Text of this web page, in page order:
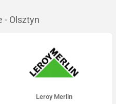
- Olsztyn
Leroy Merlin